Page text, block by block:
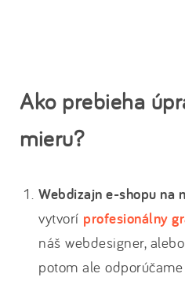
Ako prebieha
mieru?
Webdizajn e-shopu na
vytvorí profesionálny
náš webdesigner,
potom ale